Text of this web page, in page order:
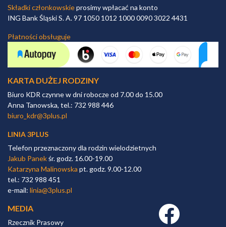
Składki członkowskieprosimy wpłacać na konto
ING Bank Śląski S. A. 97 1050 1012 1000 0090 3022 4431
Płatności obsługuje
KARTA DUŻEJ RODZINY
Biuro KDR czynne w dni robocze od 7.00 do 15.00
Anna Tanowska, tel.: 732 988 446
biuro_kdr@3plus.pl
LINIA 3PLUS
Telefon przeznaczony dla rodzin wielodzietnych
Jakub Panekśr. godz. 16.00-19.00
Katarzyna Malinowska pt. godz. 9.00-12.00
tel.: 732 988 451
e-mail: linia@3plus.pl
MEDIA
Rzecznik Prasowy
Facebook link